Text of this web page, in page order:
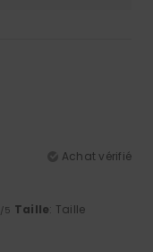
Achat vérifié
/5 Taille: Taille